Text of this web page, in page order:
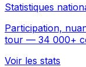
Statistiques
Participation,
tour — 34 000+
Voir les stats